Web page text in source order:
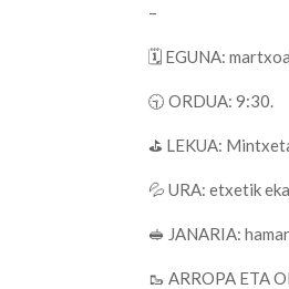
–
🗓️ EGUNA:
🕤 ORDUA: 9:30.
⛳ LEKUA:
💦 URA: etxetik
🥪 JANARIA:
🥾 ARROPA ETA